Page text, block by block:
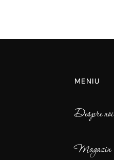
MENIU
Despre noi
Magazin